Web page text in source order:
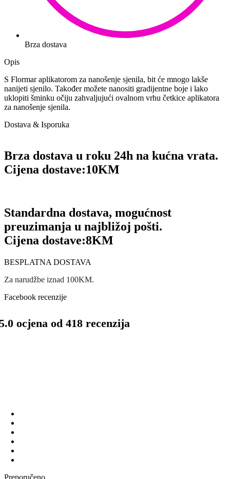
Brza dostava
Opis
S Flormar aplikatorom za nanošenje sjenila, bit će mnogo lakše
nanijeti sjenilo. Također možete nanositi gradijentne boje i lako
uklopiti šminku očiju zahvaljujući ovalnom vrhu četkice aplikatora
za nanošenje sjenila.
Dostava & Isporuka
Brza dostava u roku 24h na kućna vrata.
Cijena dostave:10KM
Standardna dostava, mogućnost
preuzimanja u najbližoj pošti.
Cijena dostave:8KM
BESPLATNA DOSTAVA
Za narudžbe iznad 100KM.
Facebook recenzije
ocjena od 418 recenzija
Preporučeno